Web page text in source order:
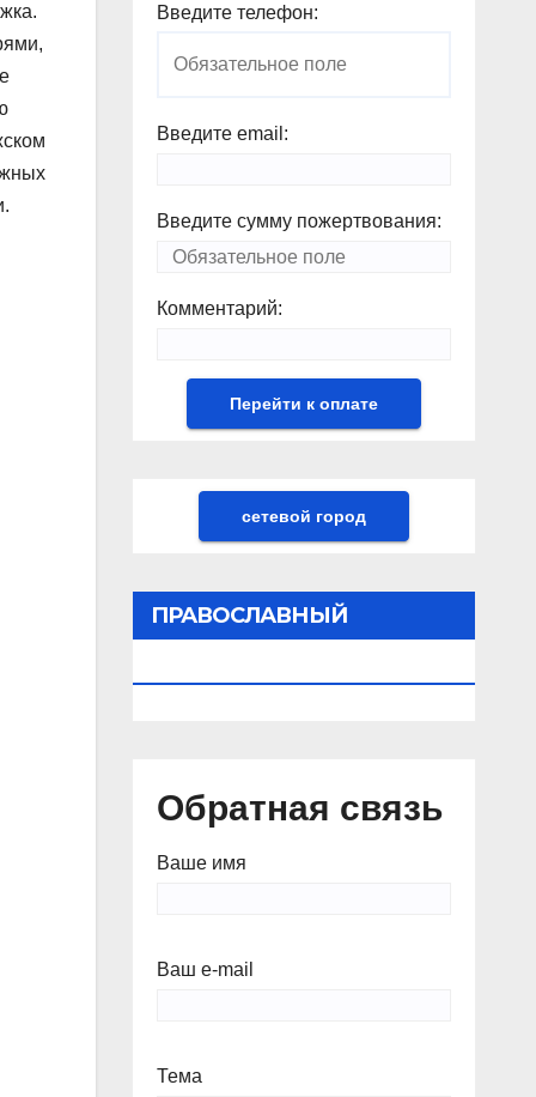
Введите телефон:
Введите email:
Введите сумму пожертвования:
Комментарий:
сетевой город
ПРАВОСЛАВНЫЙ
Обратная связь
Ваше имя
Ваш e-mail
Тема